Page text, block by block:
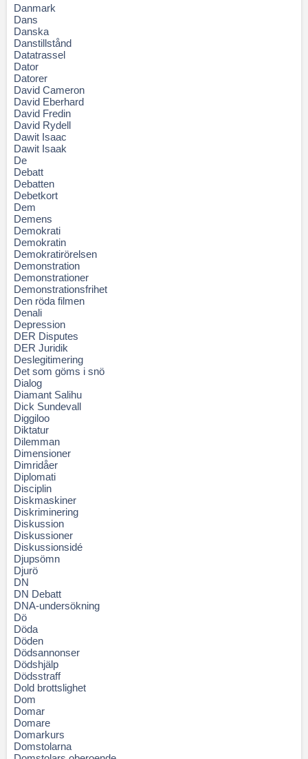
Danmark
Dans
Danska
Danstillstånd
Datatrassel
Dator
Datorer
David Cameron
David Eberhard
David Fredin
David Rydell
Dawit Isaac
Dawit Isaak
De
Debatt
Debatten
Debetkort
Dem
Demens
Demokrati
Demokratin
Demokratirörelsen
Demonstration
Demonstrationer
Demonstrationsfrihet
Den röda filmen
Denali
Depression
DER Disputes
DER Juridik
Deslegitimering
Det som göms i snö
Dialog
Diamant Salihu
Dick Sundevall
Diggiloo
Diktatur
Dilemman
Dimensioner
Dimridåer
Diplomati
Disciplin
Diskmaskiner
Diskriminering
Diskussion
Diskussioner
Diskussionsidé
Djupsömn
Djurö
DN
DN Debatt
DNA-undersökning
Dö
Döda
Döden
Dödsannonser
Dödshjälp
Dödsstraff
Dold brottslighet
Dom
Domar
Domare
Domarkurs
Domstolarna